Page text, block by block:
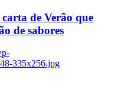
de Verão que
de sabores
335x256.jpg